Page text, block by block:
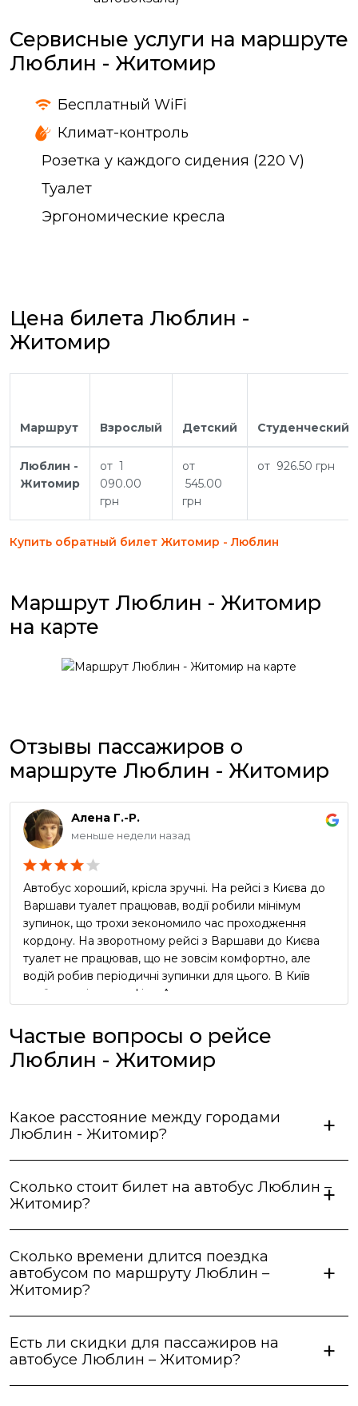
Сервисные услуги на маршруте
Люблин - Житомир
Бесплатный WiFi
Климат-контроль
Розетка у каждого сидения (220 V)
Туалет
Эргономические кресла
Цена билета Люблин -
Житомир
Маршрут Взрослый Детский Студенческий
Люблин -
Житомир
от 1
090.00
грн
от
545.00
грн
от 926.50 грн
Купить обратный билет Житомир - Люблин
Маршрут Люблин - Житомир
на карте
Отзывы пассажиров о
маршруте Люблин - Житомир
Алена Г.-Р.
меньше недели назад
Автобус хороший, крісла зручні. На рейсі з Києва до
Варшави туалет працював, водії робили мінімум
зупинок, що трохи зекономило час проходження
кордону. На зворотному рейсі з Варшави до Києва
туалет не працював, що не зовсім комфортно, але
водій робив періодичні зупинки для цього. В Київ
приїхали згідно графіку. Але реклама про
неправдивою, водії про таке навіть не чули))) Вцілому
сервіс оцінюю як добрий, але не відмінний.
Частые вопросы о рейсе
Люблин - Житомир
Какое расстояние между городами
Люблин - Житомир?
Сколько стоит билет на автобус Люблин –
Житомир?
Сколько времени длится поездка
автобусом по маршруту Люблин –
Житомир?
Есть ли скидки для пассажиров на
автобусе Люблин – Житомир?